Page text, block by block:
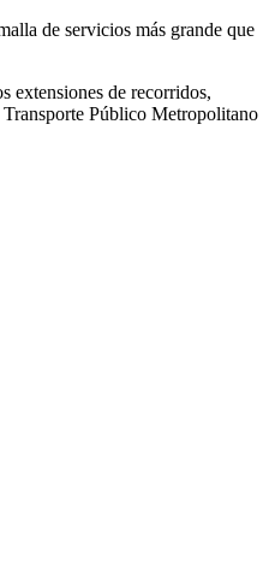
de servicios más grande que
extensiones de recorridos,
Público Metropolitano